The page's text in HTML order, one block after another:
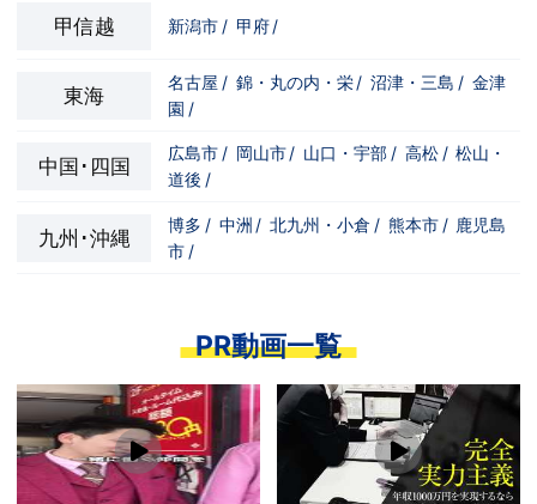
甲信越 新潟市 / 甲府 /
東海
名古屋 / 錦・丸の内・栄 / 沼津・三島 / 金津
園 /
中国･四国
広島市 / 岡山市 / 山口・宇部 / 高松 / 松山・
道後 /
九州･沖縄
博多 / 中洲 / 北九州・小倉 / 熊本市 / 鹿児島
市 /
PR動画一覧